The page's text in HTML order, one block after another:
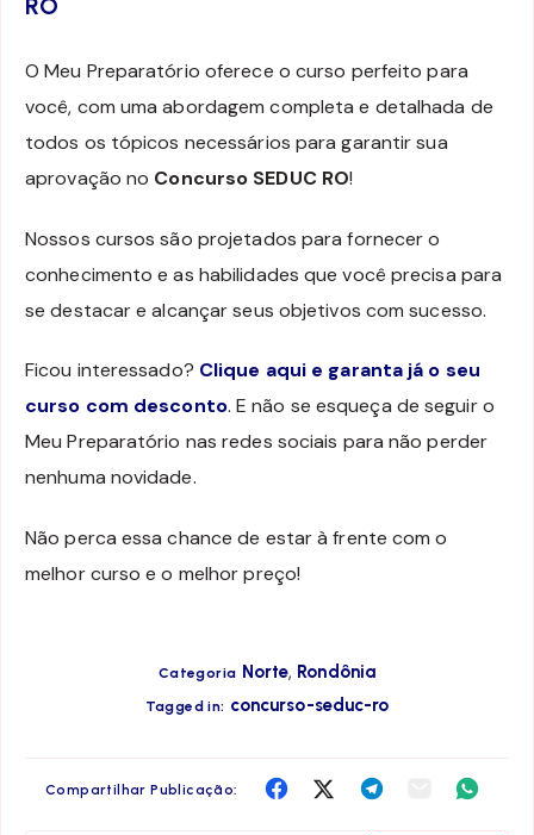
RO
O Meu Preparatório oferece o curso perfeito para
você, com uma abordagem completa e detalhada de
todos os tópicos necessários para garantir sua
aprovação no Concurso SEDUC RO!
Nossos cursos são projetados para fornecer o
conhecimento e as habilidades que você precisa para
se destacar e alcançar seus objetivos com sucesso.
Ficou interessado? Clique aqui e garanta já o seu
curso com desconto. E não se esqueça de seguir o
Meu Preparatório nas redes sociais para não perder
nenhuma novidade.
Não perca essa chance de estar à frente com o
melhor curso e o melhor preço!
Categoria Norte, Rondônia
Tagged in: concurso-seduc-ro
Compartilhar Publicação:
CompartilhaCompartilhaCompartilhaCompartilha